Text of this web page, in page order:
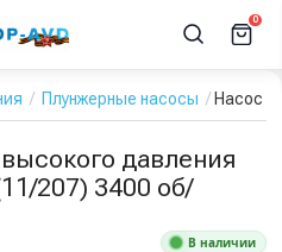
0
Плунжерные насосы Насос
давления
207) 3400 об/
В наличии